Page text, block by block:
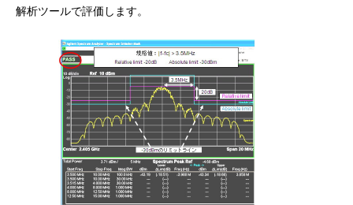
解析ツールで評価します。